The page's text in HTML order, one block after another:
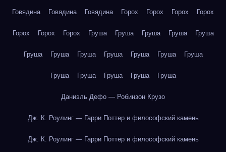
Говядина Говядина Говядина Горох Горох Горох Горох
Горох Горох Горох Груша Груша Груша Груша Груша
Груша Груша Груша Груша Груша Груша Груша
Груша Груша Груша Груша Груша
Даниэль Дефо — Робинзон Крузо
Дж. К. Роулинг — Гарри Поттер и философский камень
Дж. К. Роулинг — Гарри Поттер и философский камень